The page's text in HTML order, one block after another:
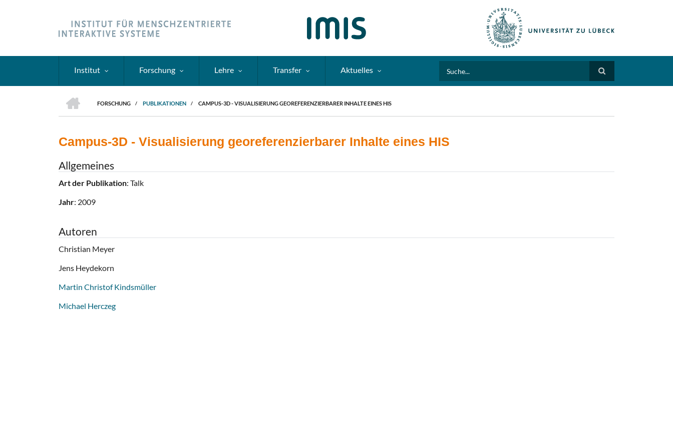
Institut Forschung Lehre Transfer Aktuelles
PFADNAVIGATION
FORSCHUNG
/ PUBLIKATIONEN / CAMPUS-3D - VISUALISIERUNG GEOREFERENZIERBARER INHALTE EINES HIS
Campus-3D - Visualisierung georeferenzierbarer Inhalte eines HIS
Allgemeines
Art der Publikation: Talk
Jahr: 2009
Autoren
Christian Meyer
Jens Heydekorn
Martin Christof Kindsmüller
Michael Herczeg